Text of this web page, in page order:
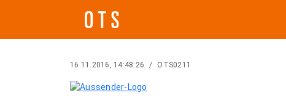
16.11.2016, 14:48:26 / OTS0211